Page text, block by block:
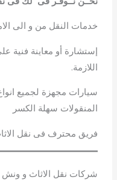
خدمات النقل من و الى
إستشارة أو معاينة فنية
اللازمة.
سيارات مجهزة لجميع
المنقولات سهلة الكسر
فريق محترف فى نقل
شركات نقل الاثاث و